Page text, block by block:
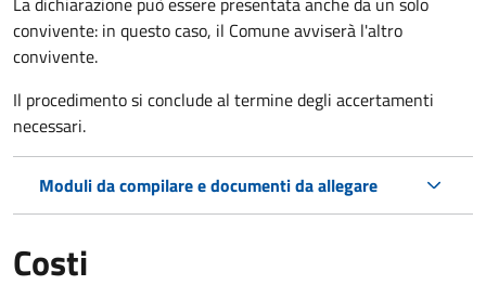
convivente: in questo caso, il Comune avviserà l'altro
convivente.
Il procedimento si conclude al termine degli accertamenti
necessari.
Moduli da compilare e documenti da allegare
Costi